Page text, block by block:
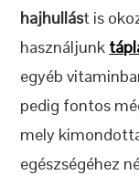
hajhullást is
használjunk
egyéb
pedig fontos
mely
egészségéhez